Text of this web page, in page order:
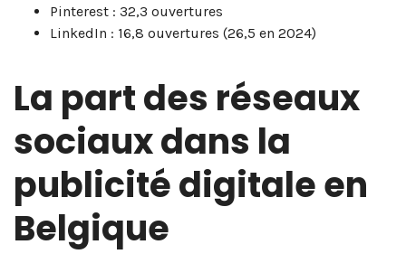
Pinterest : 32,3 ouvertures
LinkedIn : 16,8 ouvertures (26,5 en 2024)
La part des réseaux
sociaux dans la
publicité digitale en
Belgique